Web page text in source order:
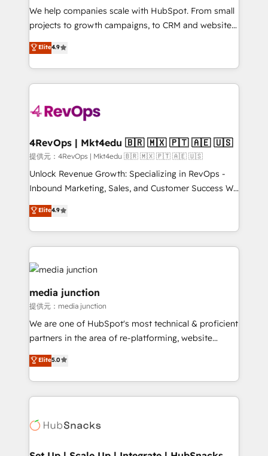
HubSpot Rising Star Why us? Harnessing the full
potential of the powerful HubSpot CRM. ✔️A team of
HubSpot experience ✔️Flexible pricing models —
Hourly-fee (assigned one Dedicated HubSpot
requirement). ✔️Helped over 25,000+ customers so
far with our HubSpot solutions. ✔️Bespoke apps &
on-demand bundle services. Connect with us today!
We help companies scale with HubSpot. From small
projects to growth campaigns, to CRM and websites.
Hire an agency that's experienced in every inch of
HubSpot and willing to work hand-in-hand with your
team to simplify the complex and build a better
experience for your team and customers.
Elite4.9
4RevOps | Mkt4edu 🇧🇷 🇲🇽 🇵🇹 🇦🇪 🇺🇸
提供元：4RevOps | Mkt4edu 🇧🇷 🇲🇽 🇵🇹 🇦🇪 🇺🇸
Unlock Revenue Growth: Specializing in RevOps -
Inbound Marketing, Sales, and Customer Success We
specialize in driving revenue growth for companies
across industries through tailored marketing, sales,
and customer success strategies, utilizing RevOps
methodologies. As Latin America's largest HubSpot
partner and a global leader in education market, we
offer unparalleled insights. Operating in five
countries—Brazil, UAE (Abu Dhabi/Dubai/Sharjah),
Mexico, USA, and Portugal—we've executed over a
hundred successful operations. Our approach,
rooted in RevOps principles, integrates analysis,
training, planning, and qualification. Leveraging
technology, data analytics, CRM optimization, and
potential and achieve sustained growth in today's
competitive market.
Elite4.9
media junction
提供元：media junction
We are one of HubSpot's most technical & proficient
partners in the area of re-platforming, website
design & development. We specialize in multi-hub
implementations for mid-market & enterprise
companies. We are woman-owned, powered by
coffee, and we ❤️ dogs. We produce award-winning
Impact Award 🏆2022 Technical Expertise Impact
Award 🏆2020 Elite Solutions Partner 🏆2019
Elite5.0